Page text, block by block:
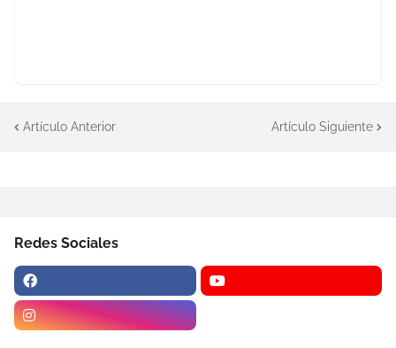
Artículo Anterior Artículo Siguiente
Redes Sociales